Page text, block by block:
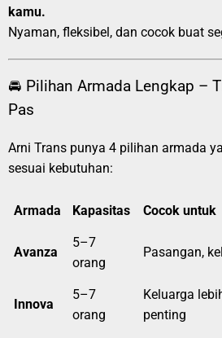
kamu.
Nyaman, fleksibel, dan cocok buat
🚘 Pilihan Armada Lengkap –
Pas
Arni Trans punya 4 pilihan armada
sesuai kebutuhan:
Armada Kapasitas Cocok untuk
Avanza
5–7
orang
Pasangan,
Innova
5–7
orang
Keluarga
penting